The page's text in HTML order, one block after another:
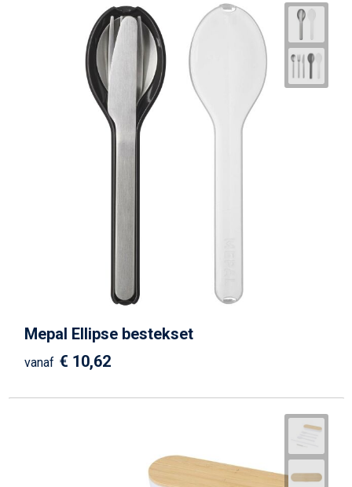
Mepal Ellipse bestekset
vanaf € 10,62